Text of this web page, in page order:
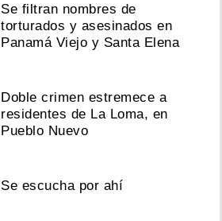
Se filtran nombres de
torturados y asesinados en
Panamá Viejo y Santa Elena
Doble crimen estremece a
residentes de La Loma, en
Pueblo Nuevo
Se escucha por ahí